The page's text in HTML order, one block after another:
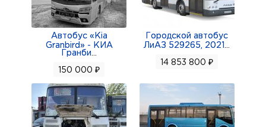
Автобус «Kia
Granbird» - КИА
Гранби
150 000 ₽
Городской автобус
ЛиАЗ 529265, 2021
14 853 800 ₽